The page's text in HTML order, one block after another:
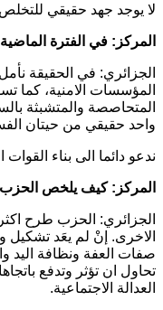
لا يوجد جهد حقيقي
المركز: في الفترة
الجزائري: في الحقيقة
المؤسسات الامنية، كما
المتحاصصة والمتشبثة
واحد حقيقي من حيتان
ندعو دائما الى بناء
المركز: كيف يلخص
الجزائري: الحزب طرح
الاخرى. إنْ لم يعَد تشكيل
صفات العفة ونظافة اليد
تحاول ان تؤثر وتدفع
العدالة الاجتماعية.